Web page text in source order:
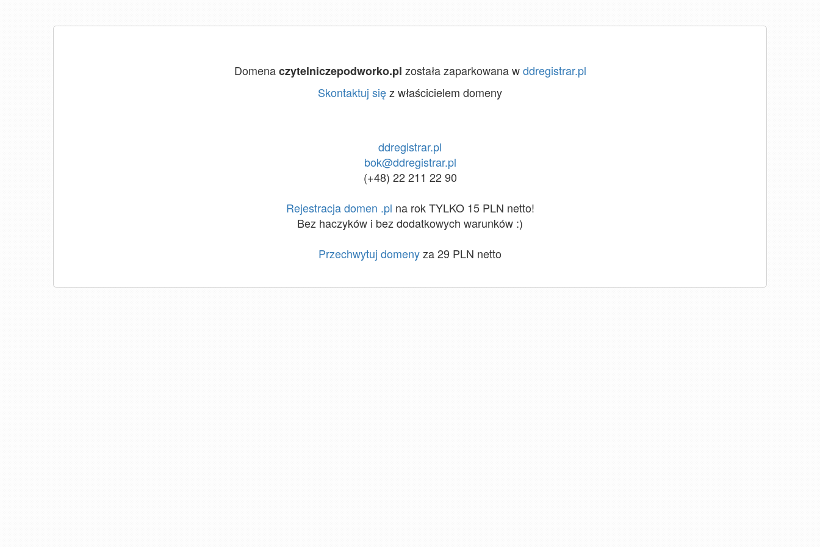
Domenaczytelniczepodworko.pl została zaparkowana wddregistrar.pl
Skontaktuj sięz właścicielem domeny
ddregistrar.pl
bok@ddregistrar.pl
(+48) 22 211 22 90
Rejestracja domen .pl na rok TYLKO 15 PLN netto!
Bez haczyków i bez dodatkowych warunków :)
Przechwytuj domenyza 29 PLN netto